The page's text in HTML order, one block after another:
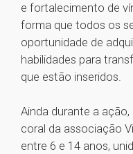
e fortalecimento de
forma que todos os
oportunidade de
habilidades para
que estão inseridos.
Ainda durante a
coral da associação
entre 6 e 14 anos,